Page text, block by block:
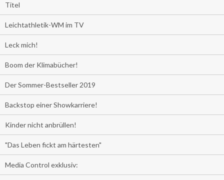
Titel
Leichtathletik-WM im TV
Leck mich!
Boom der Klimabücher!
Der Sommer-Bestseller 2019
Backstop einer Showkarriere!
Kinder nicht anbrüllen!
"Das Leben fickt am härtesten"
Media Control exklusiv: